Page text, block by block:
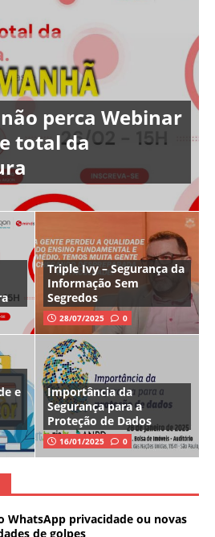
perca Webinar
total da
Triple Ivy – Segurança da
Informação Sem
Segredos
28/07/2025 0
e
Importância da
Segurança para a
Proteção de Dados
16/01/2025 0
WhatsApp privacidade ou novas
de golpes